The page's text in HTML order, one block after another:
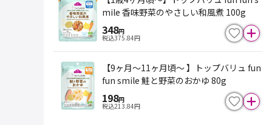
mile 香味野菜のやさしい和風煮 100g
348円
税込375.84円
【9ヶ月～11ヶ月頃～ 】トップバリュ fun
fun smile 鮭と野菜のおかゆ 80g
198円
税込213.84円